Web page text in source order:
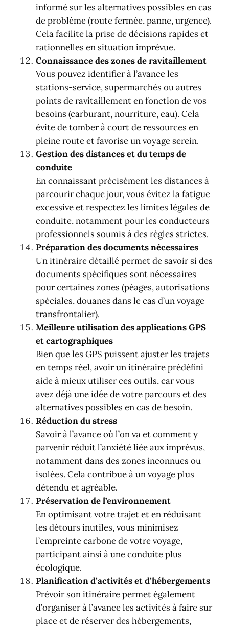
informé sur les alternatives possibles en cas
de problème (route fermée, panne, urgence).
Cela facilite la prise de décisions rapides et
rationnelles en situation imprévue.
Connaissance des zones de ravitaillement
Vous pouvez identifier à l’avance les
stations-service, supermarchés ou autres
points de ravitaillement en fonction de vos
besoins (carburant, nourriture, eau). Cela
évite de tomber à court de ressources en
pleine route et favorise un voyage serein.
Gestion des distances et du temps de
conduite
En connaissant précisément les distances à
parcourir chaque jour, vous évitez la fatigue
excessive et respectez les limites légales de
conduite, notamment pour les conducteurs
professionnels soumis à des règles strictes.
Préparation des documents nécessaires
Un itinéraire détaillé permet de savoir si des
documents spécifiques sont nécessaires
pour certaines zones (péages, autorisations
spéciales, douanes dans le cas d’un voyage
transfrontalier).
Meilleure utilisation des applications GPS
et cartographiques
Bien que les GPS puissent ajuster les trajets
en temps réel, avoir un itinéraire prédéfini
aide à mieux utiliser ces outils, car vous
avez déjà une idée de votre parcours et des
alternatives possibles en cas de besoin.
Réduction du stress
Savoir à l’avance où l’on va et comment y
parvenir réduit l’anxiété liée aux imprévus,
notamment dans des zones inconnues ou
isolées. Cela contribue à un voyage plus
détendu et agréable.
Préservation de l’environnement
En optimisant votre trajet et en réduisant
les détours inutiles, vous minimisez
l’empreinte carbone de votre voyage,
participant ainsi à une conduite plus
écologique.
Planification d’activités et d’hébergements
Prévoir son itinéraire permet également
d’organiser à l’avance les activités à faire sur
place et de réserver des hébergements,